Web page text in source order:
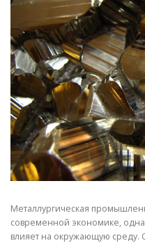
СТАТЬИ
Металлургическая
современной экономике,
влияет на окружающую среду.